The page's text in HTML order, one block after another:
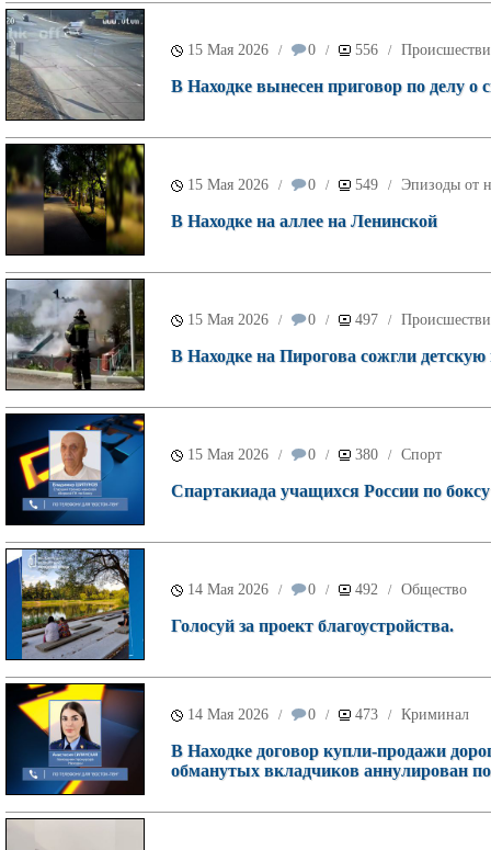
15 Мая 2026 / 0 / 556 /
В Находке вынесен приговор по делу
15 Мая 2026 / 0 / 549 / Эпизоды от
В Находке на аллее на Ленинской
15 Мая 2026 / 0 / 497 /
В Находке на Пирогова сожгли
15 Мая 2026 / 0 / 380 / Спорт
Спартакиада учащихся России по
14 Мая 2026 / 0 / 492 / Общество
Голосуй за проект благоустройства.
14 Мая 2026 / 0 / 473 / Криминал
В Находке договор купли-продажи
обманутых вкладчиков аннулирован